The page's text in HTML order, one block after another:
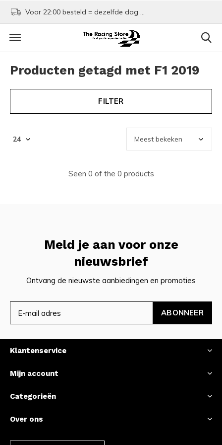
Voor 22:00 besteld = dezelfde dag verzonden!
Producten getagd met F1 2019
FILTER
Seen 0 of the 0 products
Meld je aan voor onze
nieuwsbrief
Ontvang de nieuwste aanbiedingen en promoties
ABONNEER
Klantenservice
Mijn account
Categorieën
Over ons